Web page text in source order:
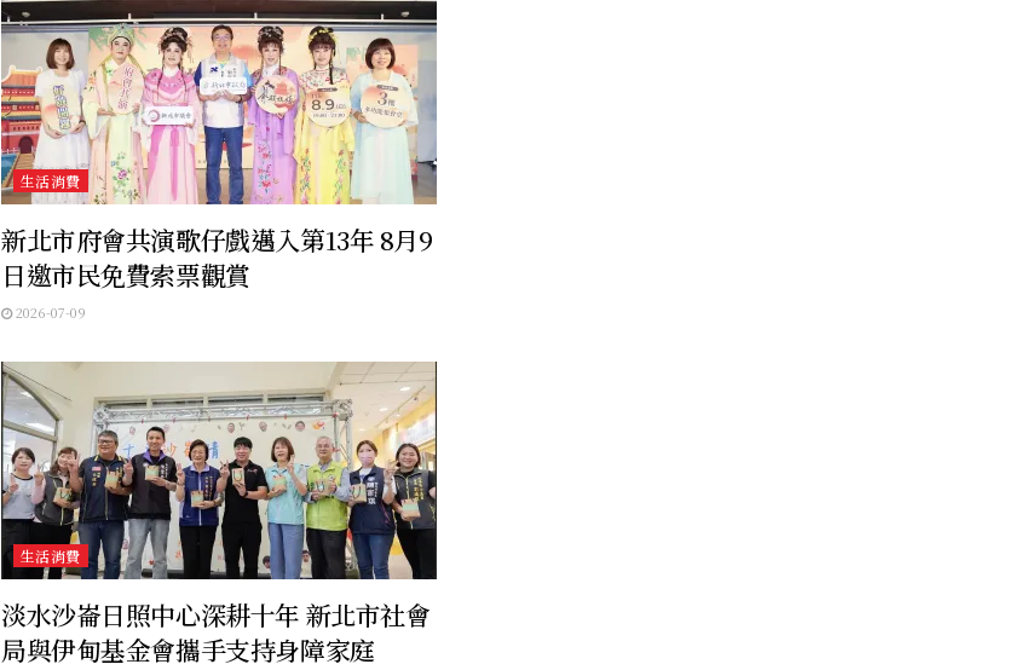
生活消費
新北市府會共演歌仔戲邁入第13年 8月9
日邀市民免費索票觀賞
2026-07-09
生活消費
淡水沙崙日照中心深耕十年 新北市社會
局與伊甸基金會攜手支持身障家庭